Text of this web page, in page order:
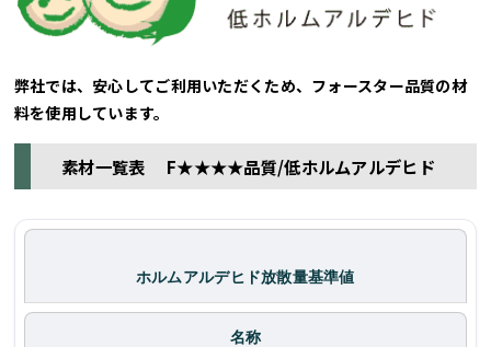
弊社では、安心してご利用いただくため、フォースター品質の材
料を使用しています。
素材一覧表 F★★★★品質/低ホルムアルデヒド
ホルムアルデヒド放散量基準値
名称